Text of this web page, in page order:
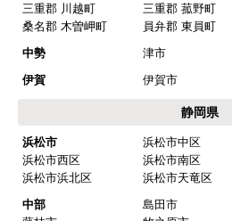
本巣郡 北方町
西濃
大垣市
養老郡 養老町
不破郡 垂井町
揖斐郡 揖斐川町
揖斐郡 大野町
加茂郡 富加町
加茂郡 川辺町
加茂郡 百津町
加茂郡 白川町
東濃
多治見市
瑞浪市
恵那市